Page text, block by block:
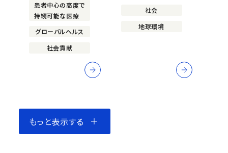
患者中心の高度で
持続可能な医療
グローバルヘルス
社会貢献
社会
地球環境
もっと表示する